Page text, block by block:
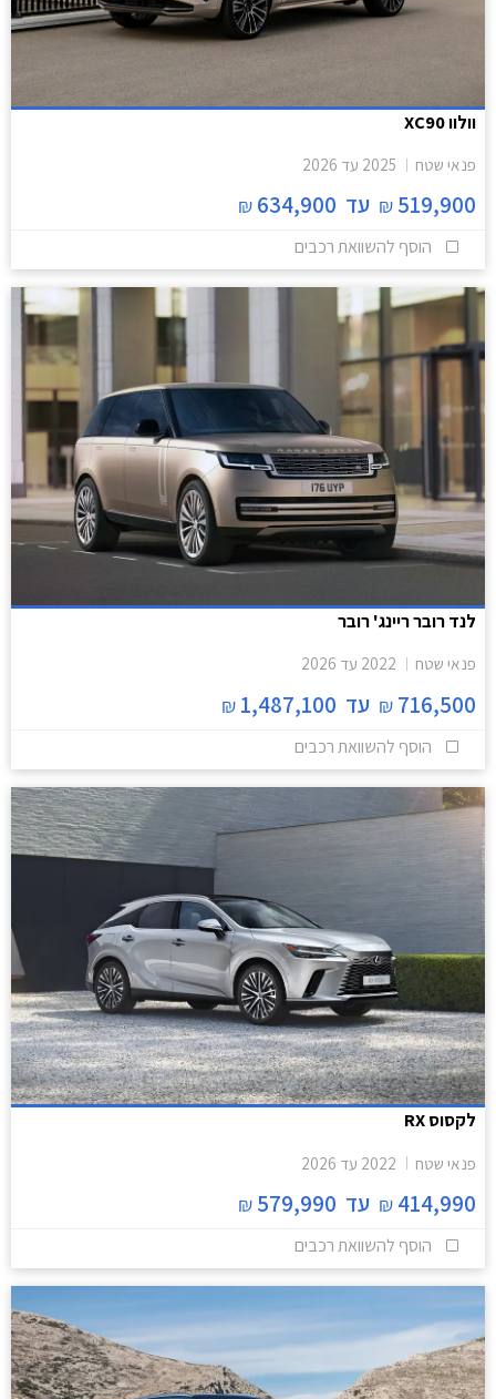
וולוו XC90
פנאי שטח 2025 עד 2026
519,900
₪ עד 634,900
₪
הוסף להשוואת רכבים
לנד רובר ריינג' רובר
פנאי שטח 2022 עד 2026
716,500
₪ עד 1,487,100
₪
הוסף להשוואת רכבים
לקסוס RX
פנאי שטח 2022 עד 2026
414,990
₪ עד 579,990
₪
הוסף להשוואת רכבים